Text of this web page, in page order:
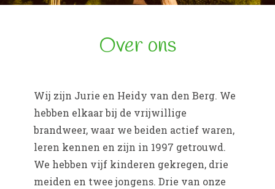
Over ons
Wij zijn Jurie en Heidy van den Berg. We
hebben elkaar bij de vrijwillige
brandweer, waar we beiden actief waren,
leren kennen en zijn in 1997 getrouwd.
We hebben vijf kinderen gekregen, drie
meiden en twee jongens. Drie van onze